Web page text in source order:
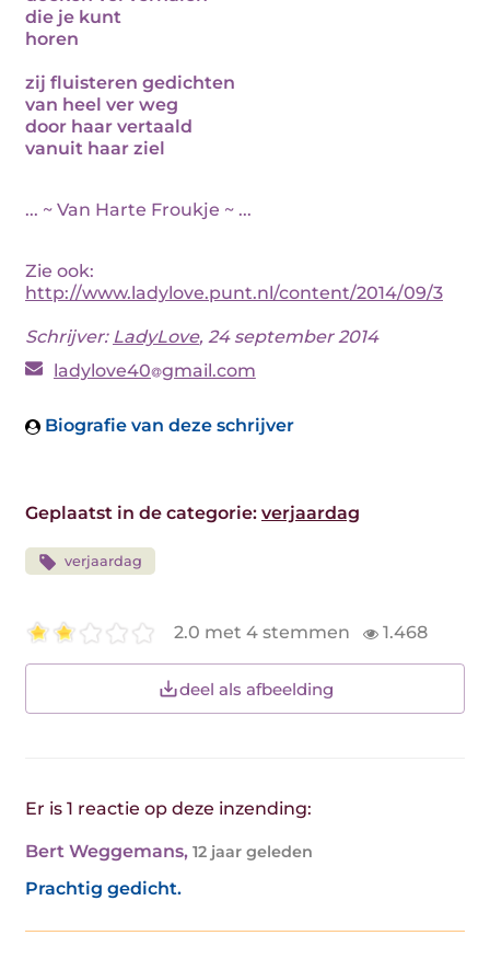
die je kunt
horen
zij fluisteren gedichten
van heel ver weg
door haar vertaald
vanuit haar ziel
... ~ Van Harte Froukje ~ ...
Zie ook:
http://www.ladylove.punt.nl/content/2014/09/3
Schrijver: LadyLove, 24 september 2014
ladylove40 gmail.com
Biografie van deze schrijver
Geplaatst in de categorie: verjaardag
verjaardag
2.0 met 4 stemmen 1.468
deel als afbeelding
Er is 1 reactie op deze inzending:
Bert Weggemans, 12 jaar geleden
Prachtig gedicht.